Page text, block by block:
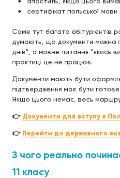
сертифікат польської мови
Саме тут багато абітурієнтів
думають, що документи можна
днів”, а мовне питання “якось
практиці це не працює.
Документи мають бути
підтвердження має бути
Якщо цього немає, весь
👉 Документи для вступу в
👉 Перейти до державного
З чого реально
11 класу